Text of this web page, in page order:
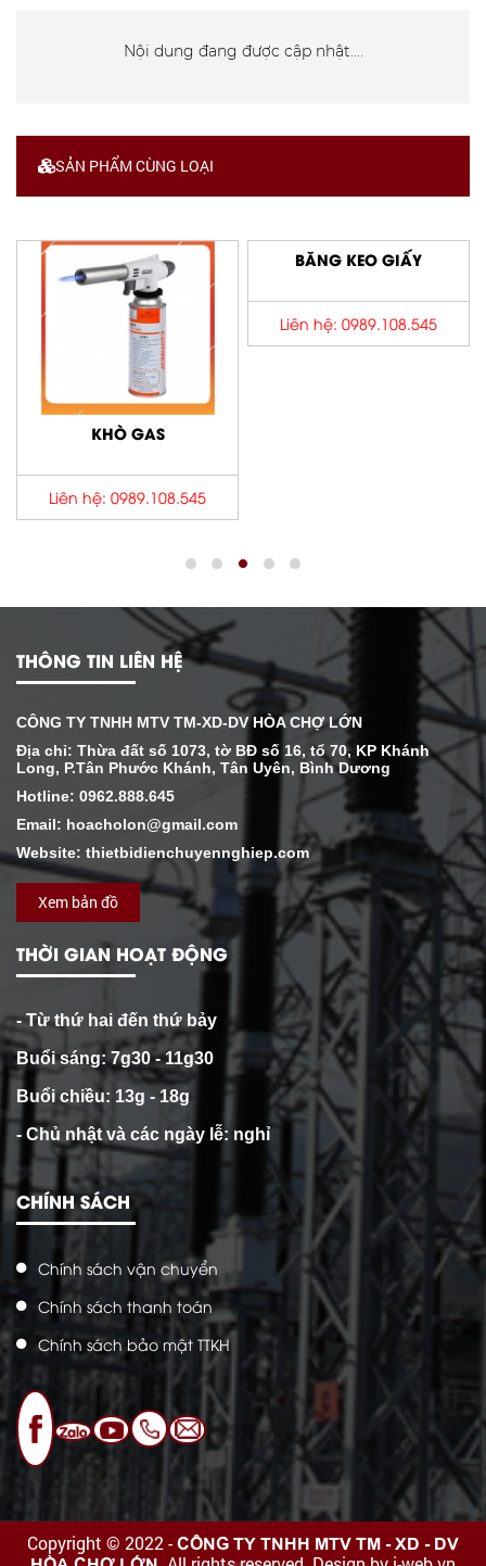
Nội dung đang được cập nhật....
SẢN PHẨM CÙNG LOẠI
KHÒ GAS
Liên hệ: 0989.108.545
BĂNG KEO GIẤY
Liên hệ: 0989.108.545
THÔNG TIN LIÊN HỆ
CÔNG TY TNHH MTV TM-XD-DV HÒA CHỢ LỚN
Địa chỉ: Thừa đất số 1073, tờ BĐ số 16, tổ 70, KP Khánh
Long, P.Tân Phước Khánh, Tân Uyên, Bình Dương
Hotline: 0962.888.645
Email: hoacholon@gmail.com
Website: thietbidienchuyennghiep.com
Xem bản đồ
THỜI GIAN HOẠT ĐỘNG
- Từ thứ hai đến thứ bảy
Buổi sáng: 7g30 - 11g30
Buổi chiều: 13g - 18g
- Chủ nhật và các ngày lễ: nghỉ
CHÍNH SÁCH
Chính sách vận chuyển
Chính sách thanh toán
Chính sách bảo mật TTKH
Copyright © 2022 -CÔNG TY TNHH MTV TM - XD - DV